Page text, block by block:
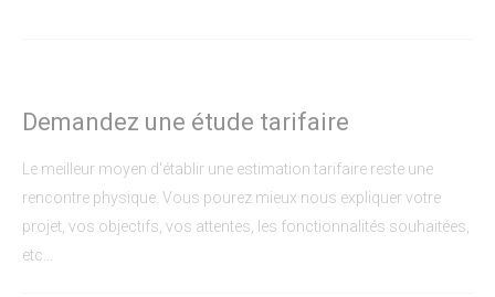
Demandez une étude tarifaire
Le meilleur moyen d'établir une estimation tarifaire reste une
rencontre physique. Vous pourez mieux nous expliquer votre
projet, vos objectifs, vos attentes, les fonctionnalités souhaitées,
etc...